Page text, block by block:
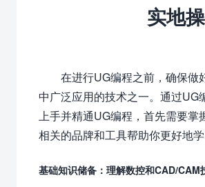
实地
在进行UG编程之前，确保做
中广泛应用的技术之一。通过UG
上手并精通UG编程，首先需要
相关的品牌和工具帮助你更好地学
基础知识储备：理解数控和CAD/CAM